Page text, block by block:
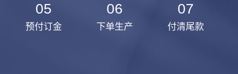
05
预付订金
06
下单生产
07
付清尾款